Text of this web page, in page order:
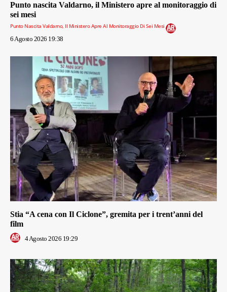
Punto nascita Valdarno, il Ministero apre al monitoraggio di
sei mesi
Punto Nascita Valdarno, Il Ministero Apre Al Monitoraggio Di Sei Mesi
6 Agosto 2026 19:38
Stia “A cena con Il Ciclone”, gremita per i trent’anni del
film
4 Agosto 2026 19:29